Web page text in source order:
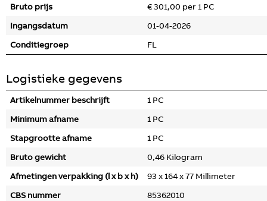
Bruto prijs
€ 301,00 per 1 PC
Ingangsdatum
01-04-2026
Conditiegroep
FL
Logistieke gegevens
Artikelnummer beschrijft
1 PC
Minimum afname
1 PC
Stapgrootte afname
1 PC
Bruto gewicht
0,46 Kilogram
Afmetingen verpakking (l x b x h)
93 x 164 x 77 Millimeter
CBS nummer
85362010